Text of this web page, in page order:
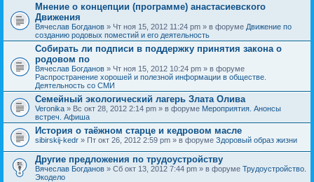
Мнение о концепции (программе) анастасиевского
Движения
Вячеслав Богданов » Чт ноя 15, 2012 11:24 pm » в форуме Движение по
созданию родовых поместий и его деятельность
Собирать ли подписи в поддержку принятия закона о
родовом по
Вячеслав Богданов » Чт ноя 15, 2012 10:24 pm » в форуме
Распространение хорошей и полезной информации в обществе.
Деятельность со СМИ
Семейный экологический лагерь Злата Олива
Veronika » Вс окт 28, 2012 2:14 pm » в форуме Мероприятия. Анонсы
встреч. Афиша
История о таёжном старце и кедровом масле
sibirskij-kedr » Пт окт 26, 2012 2:59 pm » в форуме Здоровый образ жизни
Другие предложения по трудоустройству
Вячеслав Богданов » Сб окт 13, 2012 7:44 pm » в форуме Трудоустройство.
Экодело